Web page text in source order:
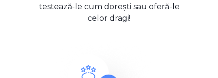
testează-le cum dorești sau oferă-le
celor dragi!